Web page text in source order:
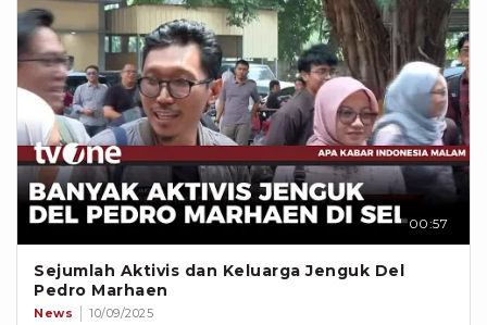
00:57
Sejumlah Aktivis dan Keluarga Jenguk Del
Pedro Marhaen
News 10/09/2025